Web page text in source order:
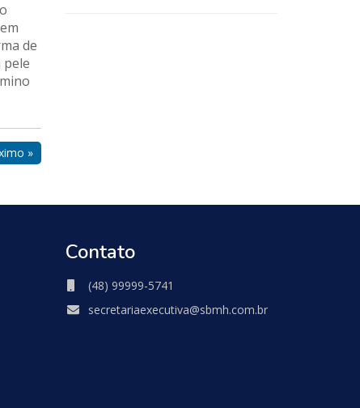
de
pele
»
Contato
(48) 99999-5741
secretariaexecutiva@sbmh.com.br